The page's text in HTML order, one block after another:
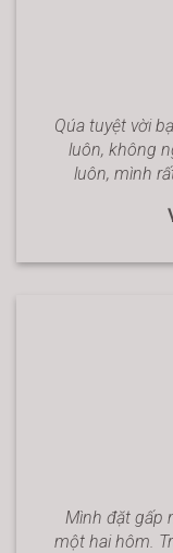
Qúa tuyệt vời
luôn, không
luôn, mình
Mình đặt gấp
một hai hôm.